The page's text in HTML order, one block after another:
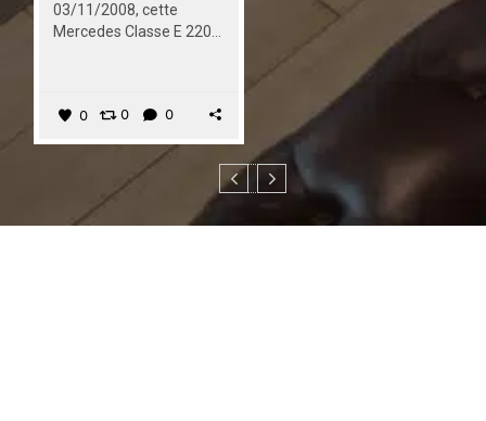
03/11/2008, cette
Mercedes Classe E 220...
0 0 0